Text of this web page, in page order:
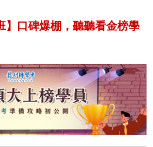
】口碑爆棚，聽聽看金榜學